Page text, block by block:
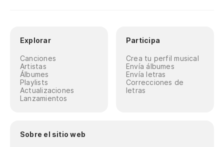
Explorar
Canciones
Artistas
Álbumes
Playlists
Actualizaciones
Lanzamientos
Participa
Crea tu perfil musical
Envía álbumes
Envía letras
Correcciones de
letras
Sobre el sitio web